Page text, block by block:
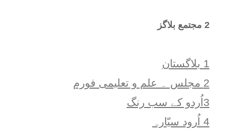
2 مجتمع بلاگز
1 بلاگستان
2 مجلس ۔ علم و تعلیمی فورم
3اُردو کے سب رنگ
4 اُرود سیّارہ